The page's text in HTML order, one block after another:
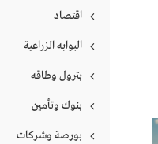
اقتصاد
البوابه الزراعية
بترول وطاقه
بنوك وتأمين
بورصة وشركات